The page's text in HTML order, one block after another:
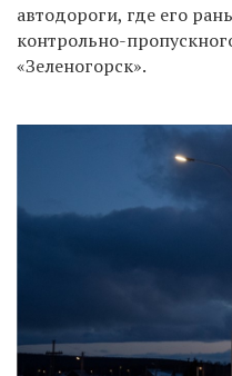
автодороги, где его
контрольно-
«Зеленогорск».